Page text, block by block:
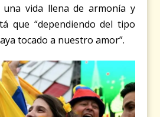
vida llena de armonía y
que “dependiendo del tipo
tocado a nuestro amor”.